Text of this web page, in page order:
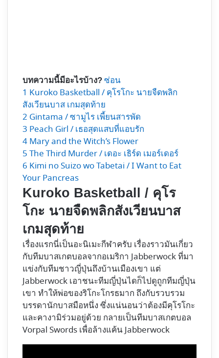
บทความนี้มีอะไรบ้าง? ซ่อน
1 Kuroko Basketball / คุโรโกะ นายจืดพลิก
สังเวียนบาส เกมสุดท้าย
2 Gintama / ซามูไร เพี้ยนสารพัด
3 Peach Girl / เธอสุดแสบที่แอบรัก
4 Mary and the Witch’s Flower
5 The Third Murder / เดอะ เธิร์ด เมอร์เดอร์
6 Kimi no Suizo wo Tabetai / I Want to Eat
Your Pancreas
Kuroko Basketball / คุโร
โกะ นายจืดพลิกสังเวียนบาส
เกมสุดท้าย
เรื่องแรกนี่เป็นอะนิเมะกีฬาครับ เรื่องราวมันเกี่ยว
กับทีมบาสเกตบอลจากอเมริกา Jabberwock ที่มา
แข่งกับทีมชาวญี่ปุ่นถึงบ้านเมืองเขา แต่
Jabberwock เอาชนะทีมญี่ปุ่นไดก็ไปดูถูกทีมญี่ปุ่น
เขา ทำให้พ่อของริโกะโกรธมาก ถึงกับรวบรวม
บรรดานักบาสมือหนึ่ง ซึ่งแน่นอนว่าต้องมีคุโรโกะ
และคางามิร่วมอยู่ด้วย กลายเป็นทีมบาสเกตบอล
Vorpal Swords เพื่อล้างแค้น Jabberwock